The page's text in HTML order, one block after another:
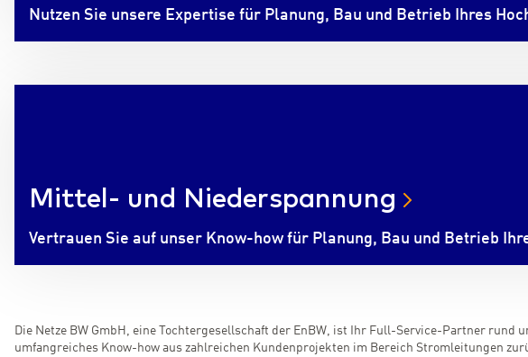
Nutzen Sie unsere Expertise für Planung, Bau und Betrieb Ihres
Mittel- und Niederspannung
Vertrauen Sie auf unser Know-how für Planung, Bau und Betrieb
Die Netze BW GmbH, eine Tochtergesellschaft der EnBW, ist Ihr Full-Service-Partner
umfangreiches Know-how aus zahlreichen Kundenprojekten im Bereich Stromleitungen